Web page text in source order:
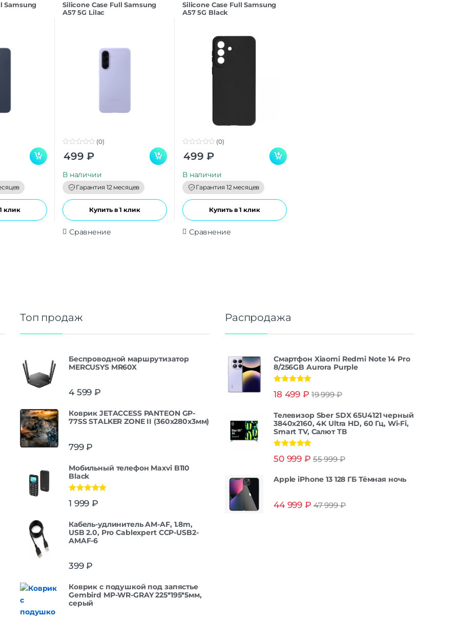
Samsung
клик
Silicone Case Full Samsung
A57 5G Lilac
o
o
(0)
499 ₽
В наличии
Гарантия 12 месяцев
Купить в 1 клик
Сравнение
Silicone Case Full Samsung
A57 5G Black
o
o
(0)
499 ₽
В наличии
Гарантия 12 месяцев
Купить в 1 клик
Сравнение
Топ продаж
Беспроводной маршрутизатор
MERCUSYS MR60X
4 599 ₽
Коврик JETACCESS PANTEON GP-
77SS STALKER ZONE II (360x280x3мм)
799₽
Мобильный телефон Maxvi B110
Black
из 5
1 999 ₽
Кабель-удлинитель AM-AF, 1.8m,
USB 2.0, Pro Cablexpert CCP-USB2-
AMAF-6
399₽
Коврик с подушкой под запястье
Gembird MP-WR-GRAY 225*195*5мм,
серый
Распродажа
Смартфон Xiaomi Redmi Note 14 Pro
8/256GB Aurora Purple
из 5
18 499 ₽ 19 999₽
Телевизор Sber SDX 65U4121 черный
3840x2160, 4K Ultra HD, 60 Гц, Wi-Fi,
Smart TV, Салют ТВ
из 5
50 999 ₽ 55 999₽
Apple iPhone 13 128 ГБ Тёмная ночь
44 999 ₽ 47 999₽